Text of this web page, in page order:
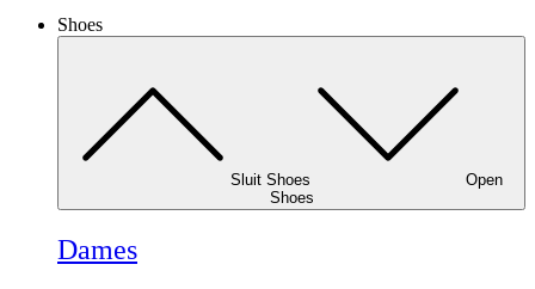
Shoes
Sluit Shoes
Open
Shoes
Dames